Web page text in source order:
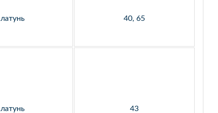
латунь 40, 65
латунь 43